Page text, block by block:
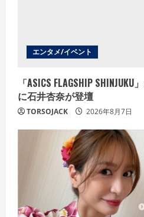
エンタメ/イベント
「ASICS FLAGSHIP
に石井杏奈が登壇
TORSOJACK 2026年8月7日